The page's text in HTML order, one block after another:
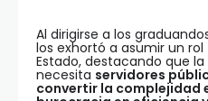
Al dirigirse a los
los exhortó a asumir un
Estado, destacando que
necesita servidores
convertir la complejidad